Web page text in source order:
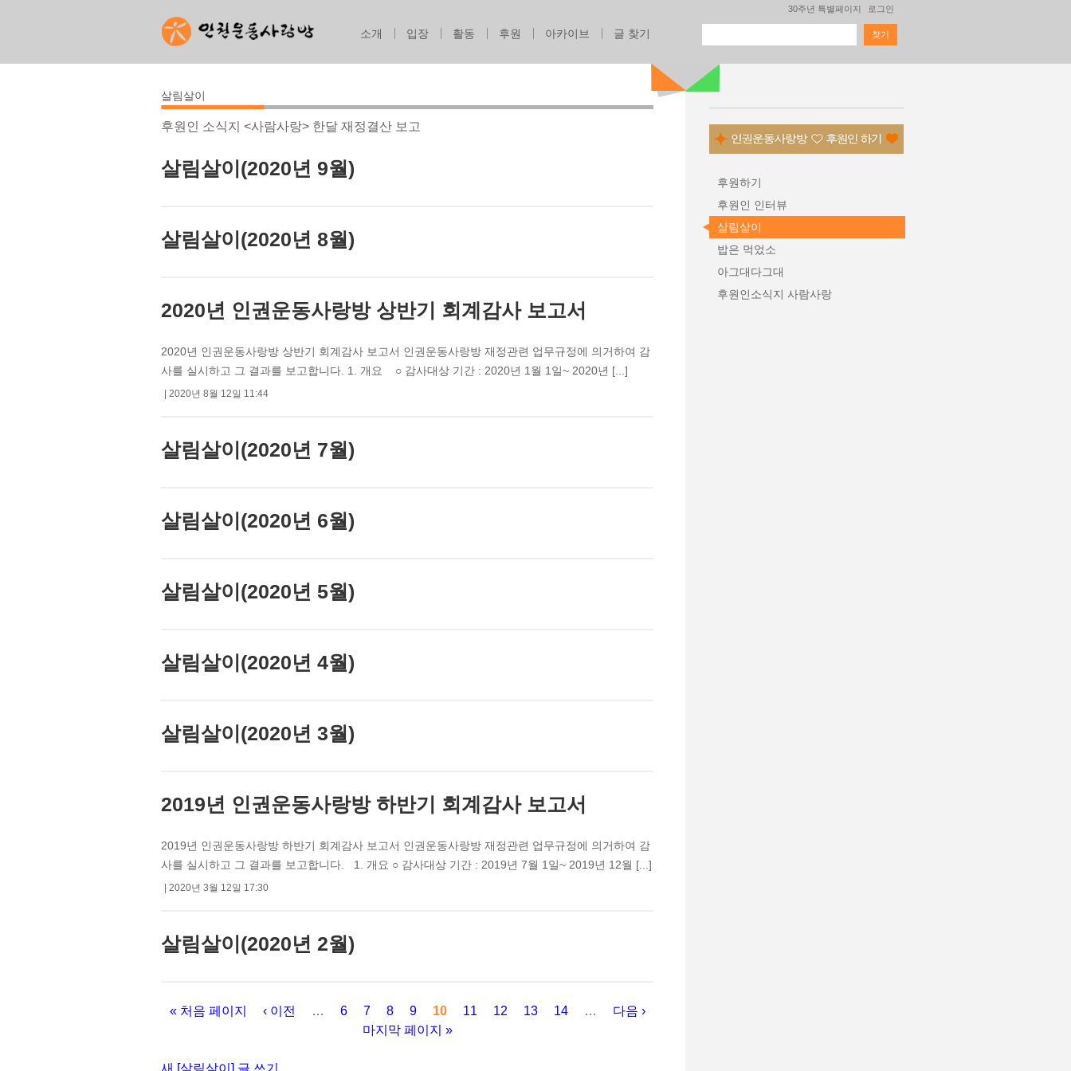
30주년 특별페이지 로그인
살림살이
후원인 소식지 <사람사랑> 한달 재정결산 보고
살림살이(2020년 9월)
살림살이(2020년 8월)
2020년 인권운동사랑방 상반기 회계감사 보고서
2020년 인권운동사랑방 상반기 회계감사 보고서 인권운동사랑방 재정관련 업무규정에 의거하여 감
사를 실시하고 그 결과를 보고합니다. 1. 개요 ○ 감사대상 기간 : 2020년 1월 1일~ 2020년 [...]
2020년 8월 12일 11:44
살림살이(2020년 7월)
살림살이(2020년 6월)
살림살이(2020년 5월)
살림살이(2020년 4월)
살림살이(2020년 3월)
2019년 인권운동사랑방 하반기 회계감사 보고서
2019년 인권운동사랑방 하반기 회계감사 보고서 인권운동사랑방 재정관련 업무규정에 의거하여 감
사를 실시하고 그 결과를 보고합니다. 1. 개요 ○ 감사대상 기간 : 2019년 7월 1일~ 2019년 12월 [...]
2020년 3월 12일 17:30
살림살이(2020년 2월)
« 처음 페이지 ‹ 이전 … 6 7 8 9 10 11 12 13 14 …
다음 ›
마지막 페이지 »
새 [살림살이] 글 쓰기
검색 폼
소개 입장 활동 후원 아카이브 글 찾기
후원하기
후원인 인터뷰
살림살이
밥은 먹었소
아그대다그대
후원인소식지 사람사랑